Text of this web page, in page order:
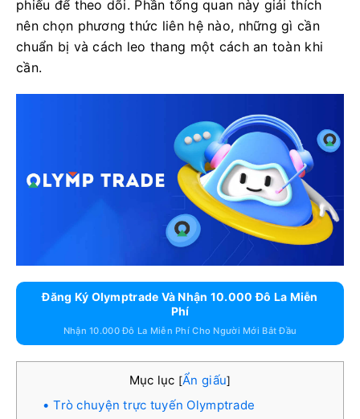
phiếu để theo dõi. Phần tổng quan này giải thích
nên chọn phương thức liên hệ nào, những gì cần
chuẩn bị và cách leo thang một cách an toàn khi
cần.
Đăng Ký Olymptrade Và Nhận 10.000 Đô La Miễn
Phí
Nhận 10.000 Đô La Miễn Phí Cho Người Mới Bắt Đầu
Mục lục [Ẩn giấu]
Trò chuyện trực tuyến Olymptrade